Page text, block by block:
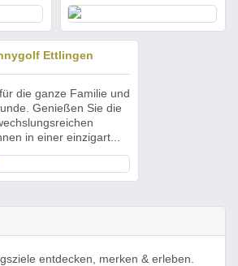
Ettlingen
die ganze Familie und
Genießen Sie die
in einer einzigart...
entdecken, merken & erleben.